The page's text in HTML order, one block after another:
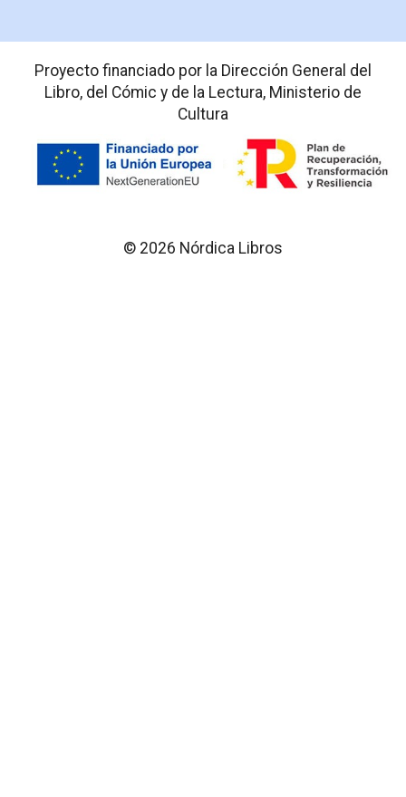
Proyecto financiado por la Dirección General del
Libro, del Cómic y de la Lectura, Ministerio de
Cultura
© 2026 Nórdica Libros